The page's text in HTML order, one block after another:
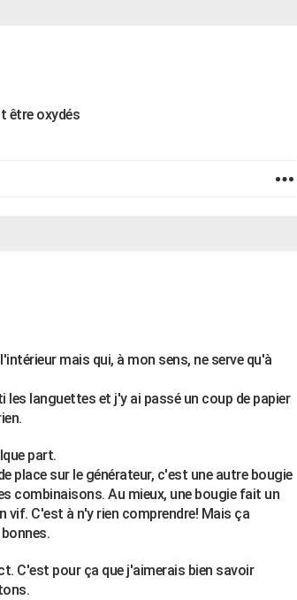
être oxydés
mais qui, à mon sens, ne serve qu'à
languettes et j'y ai passé un coup de papier
part.
place sur le générateur, c'est une autre bougie
combinaisons. Au mieux, une bougie fait un
C'est à n'y rien comprendre! Mais ça
C'est pour ça que j'aimerais bien savoir